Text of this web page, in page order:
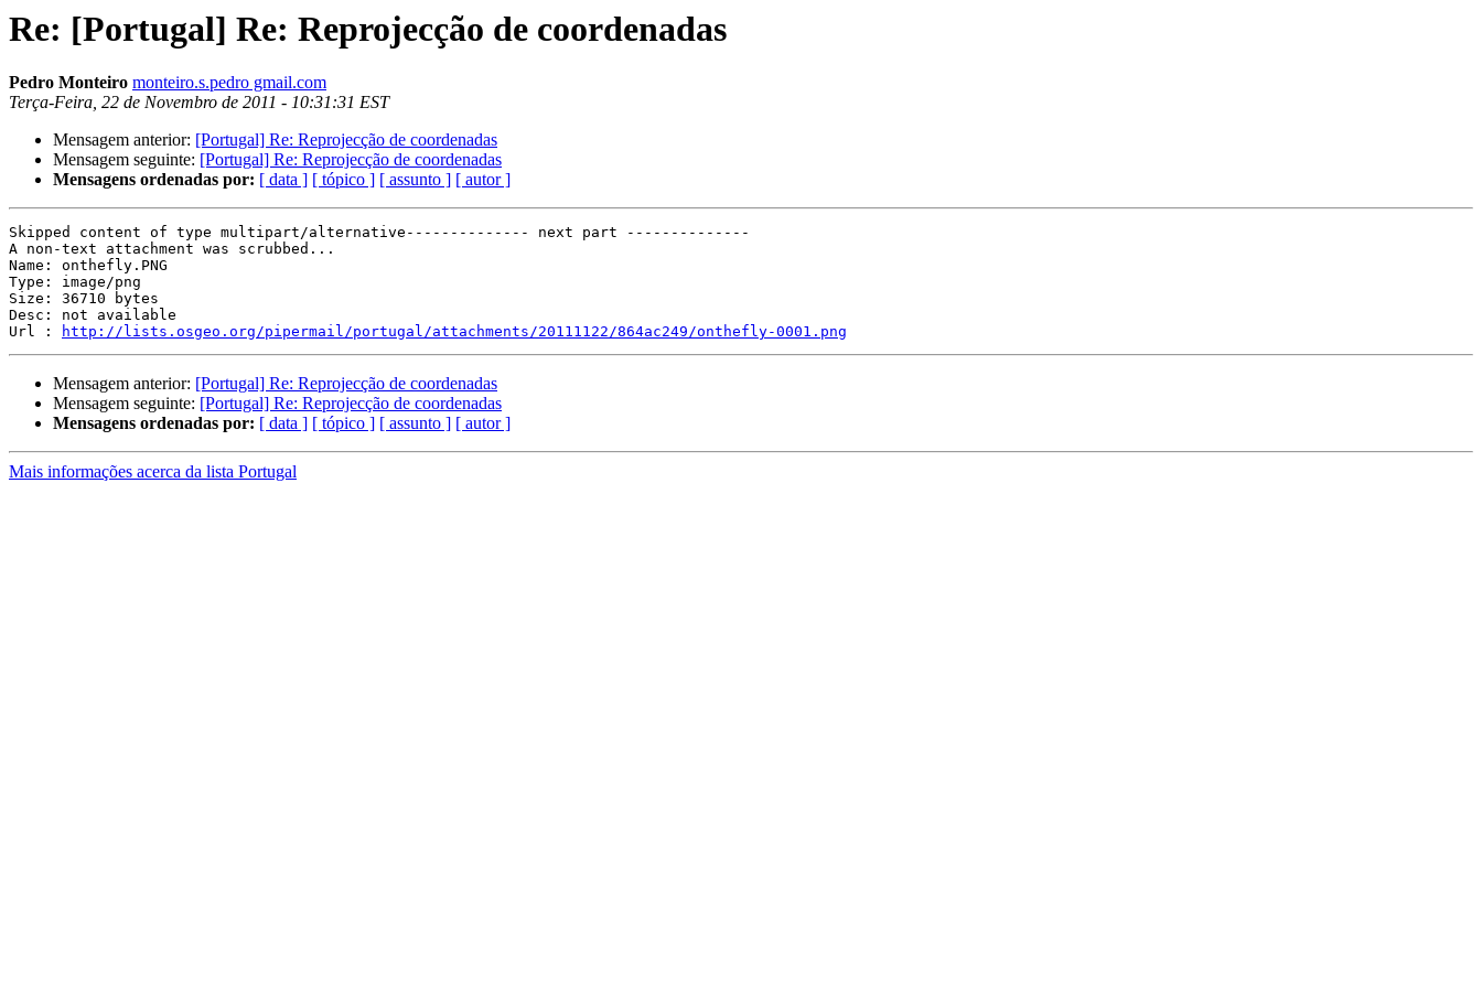
Re: [Portugal] Re: Reprojecção de coordenadas
Pedro Monteiro monteiro.s.pedro gmail.com
Terça-Feira, 22 de Novembro de 2011 - 10:31:31 EST
Mensagem anterior: [Portugal] Re: Reprojecção de coordenadas
Mensagem seguinte: [Portugal] Re: Reprojecção de coordenadas
Mensagens ordenadas por: [ data ] [ tópico ] [ assunto ] [ autor ]
Skipped content of type multipart/alternative-------------- next part --------------
A non-text attachment was scrubbed...
Name: onthefly.PNG
Type: image/png
Size: 36710 bytes
Desc: not available
Url :
http://lists.osgeo.org/pipermail/portugal/attachments/20111122/864ac249/onthefly-0001.png
Mensagem anterior: [Portugal] Re: Reprojecção de coordenadas
Mensagem seguinte: [Portugal] Re: Reprojecção de coordenadas
Mensagens ordenadas por: [ data ] [ tópico ] [ assunto ] [ autor ]
Mais informações acerca da lista Portugal